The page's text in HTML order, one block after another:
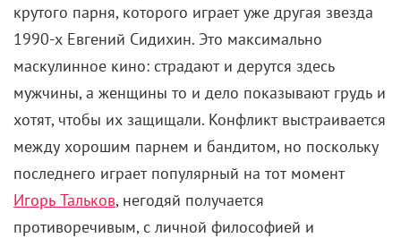
крутого парня, которого играет уже другая звезда
1990-х Евгений Сидихин. Это максимально
маскулинное кино: страдают и дерутся здесь
мужчины, а женщины то и дело показывают грудь и
хотят, чтобы их защищали. Конфликт выстраивается
между хорошим парнем и бандитом, но поскольку
последнего играет популярный на тот момент
Игорь Тальков, негодяй получается
противоречивым, с личной философией и